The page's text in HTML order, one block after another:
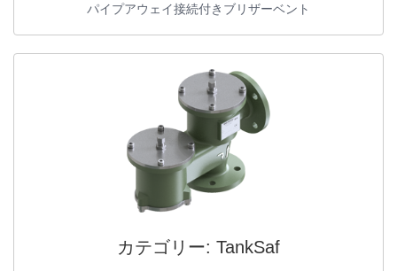
パイプアウェイ接続付きブリザーベント
カテゴリー: TankSaf